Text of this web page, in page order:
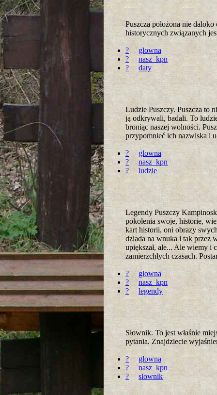
Puszcza położona nie
historycznych związanych
?
glowna
?
nasz_kpn
?
daty
Ludzie Puszczy. Puszcza to
ją odkrywali, badali. To
broniąc naszej wolności.
przypomnieć ich nazwiska i
?
glowna
?
nasz_kpn
?
ludzie
Legendy Puszczy
pokolenia swoje, historie,
kart historii, oni obrazy
dziada na wnuka i tak przez
upiększał, ale... Ale wiemy i
zamierzchłych czasach.
?
glowna
?
nasz_kpn
?
legendy
Słownik. To jest właśnie
pytania. Znajdziecie
?
glowna
?
nasz_kpn
?
slownik